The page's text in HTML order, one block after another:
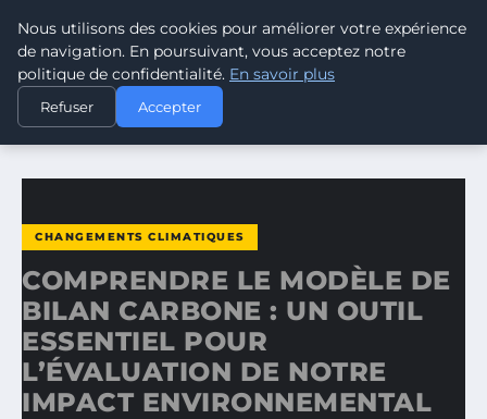
CLIMATE GUARDIAN
ACCUEIL
CHANGEMENTS CLIMATIQUES
COMPRENDRE LE MODÈLE DE BILAN CARBONE : UN OUTIL…
CHANGEMENTS CLIMATIQUES
COMPRENDRE LE MODÈLE DE
BILAN CARBONE : UN OUTIL
ESSENTIEL POUR
L’ÉVALUATION DE NOTRE
IMPACT ENVIRONNEMENTAL
Nous utilisons des cookies pour améliorer votre expérience
de navigation. En poursuivant, vous acceptez notre
politique de confidentialité. En savoir plus
Refuser Accepter